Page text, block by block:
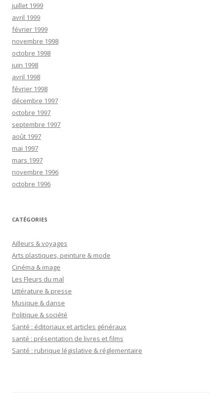
juillet 1999
avril 1999
février 1999
novembre 1998
octobre 1998
juin 1998
avril 1998
février 1998
décembre 1997
octobre 1997
septembre 1997
août 1997
mai 1997
mars 1997
novembre 1996
octobre 1996
CATÉGORIES
Ailleurs & voyages
Arts plastiques, peinture & mode
Cinéma & image
Les Fleurs du mal
Littérature & presse
Musique & danse
Politique & société
Santé : éditoriaux et articles généraux
santé : présentation de livres et films
Santé : rubrique législative & réglementaire